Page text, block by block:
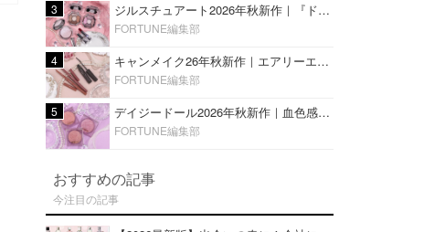
3 ジルスチュアート2026年秋新作｜『ドレスドブルーム アイズ』新色や限定ハイライト・リップをレビュー
FORTUNE編集部
4 キャンメイク26年秋新作｜エアリーエクステンションライナー＆カールスナイパーマスカラ新色をレビュー
FORTUNE編集部
5 デイジードール2026年秋新作｜血色感が可愛い♡『パウダー ブラッシュ ブルーム』新3色をレビュー
FORTUNE編集部
おすすめの記事
今注目の記事